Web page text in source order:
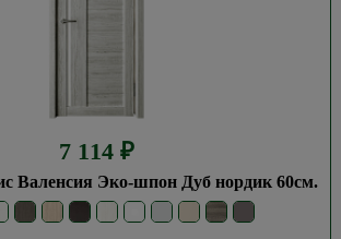
7 114 ₽
Валенсия Эко-шпон Дуб нордик 60см.